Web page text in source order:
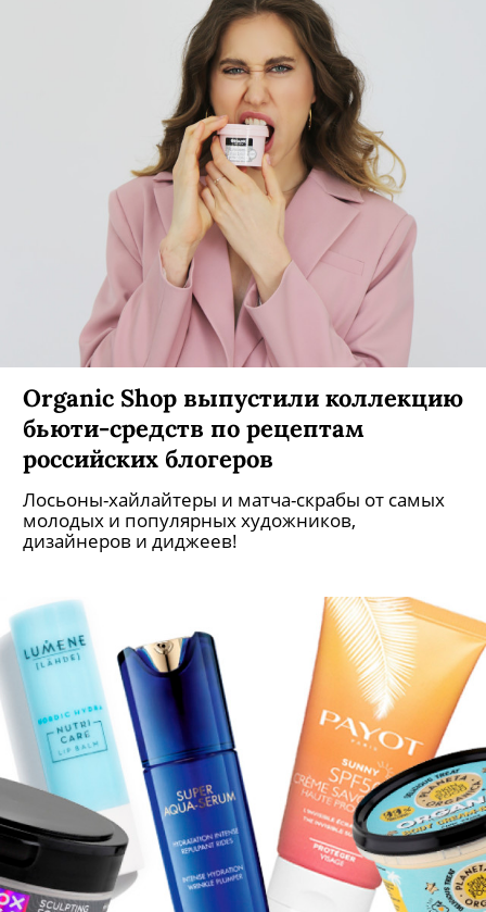
Organic Shop выпустили коллекцию
бьюти-средств по рецептам
российских блогеров
Лосьоны-хайлайтеры и матча-скрабы от самых
молодых и популярных художников,
дизайнеров и диджеев!